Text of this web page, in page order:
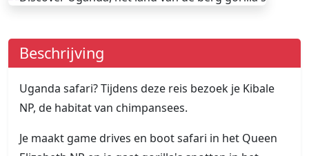
Beschrijving
Uganda safari? Tijdens deze reis bezoek je Kibale
NP, de habitat van chimpansees.
Je maakt game drives en boot safari in het Queen